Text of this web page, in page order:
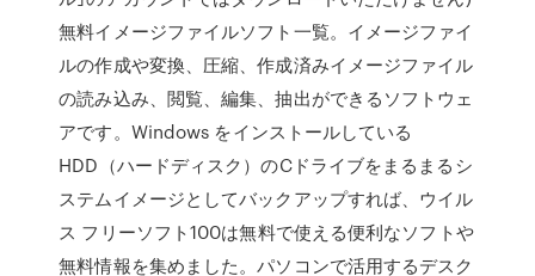
無料イメージファイルソフト一覧。イメージファイ
ルの作成や変換、圧縮、作成済みイメージファイル
の読み込み、閲覧、編集、抽出ができるソフトウェ
アです。Windows をインストールしている
HDD（ハードディスク）のCドライブをまるまるシ
ステムイメージとしてバックアップすれば、ウイル
ス フリーソフト100は無料で使える便利なソフトや
無料情報を集めました。パソコンで活用するデスク